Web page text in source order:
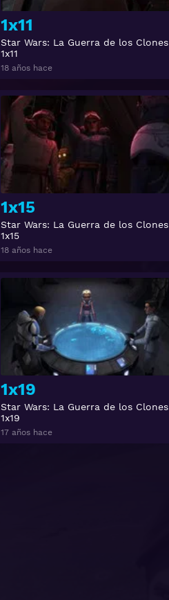
1x11
Star Wars: La Guerra de los Clones
1x11
18 años hace
Ver
1x15
Star Wars: La Guerra de los Clones
1x15
18 años hace
1x19
Star Wars: La Guerra de los Clones
1x19
17 años hace